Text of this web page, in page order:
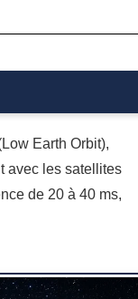
Earth Orbit),
avec les satellites
de 20 à 40 ms,